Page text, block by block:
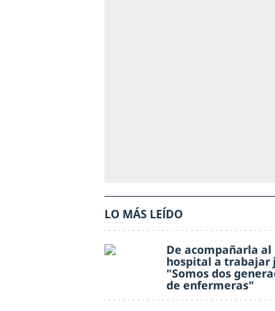
LO MÁS LEÍDO
De acompañarla al
hospital a trabajar
"Somos dos
de enfermeras"